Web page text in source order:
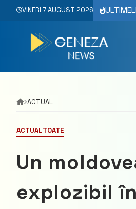
VINERI 7 AUGUST 2026
DE CORD AI 10 SECUNDE SĂ ÎȚI SALVEZI
ACTUAL
ACTUALTOATE
Un
explozibil